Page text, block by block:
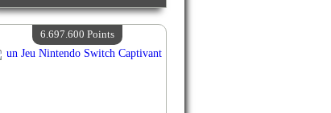
Valeur :6 729 500 Points
Quantité Disponible :4
6.697.600 Points